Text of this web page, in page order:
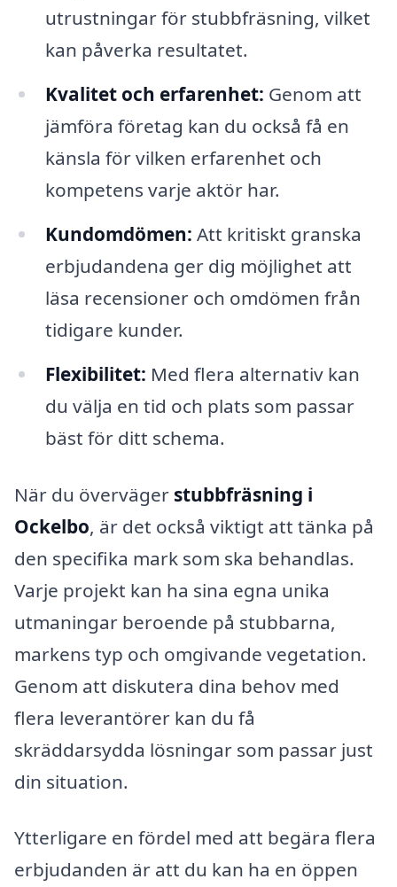
utrustningar för stubbfräsning, vilket
kan påverka resultatet.
Kvalitet och erfarenhet: Genom att
jämföra företag kan du också få en
känsla för vilken erfarenhet och
kompetens varje aktör har.
Kundomdömen: Att kritiskt granska
erbjudandena ger dig möjlighet att
läsa recensioner och omdömen från
tidigare kunder.
Flexibilitet: Med flera alternativ kan
du välja en tid och plats som passar
bäst för ditt schema.
När du överväger stubbfräsning i
Ockelbo, är det också viktigt att tänka på
den specifika mark som ska behandlas.
Varje projekt kan ha sina egna unika
utmaningar beroende på stubbarna,
markens typ och omgivande vegetation.
Genom att diskutera dina behov med
flera leverantörer kan du få
skräddarsydda lösningar som passar just
din situation.
Ytterligare en fördel med att begära flera
erbjudanden är att du kan ha en öppen